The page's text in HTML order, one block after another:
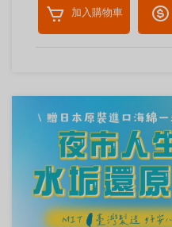
加入購物車